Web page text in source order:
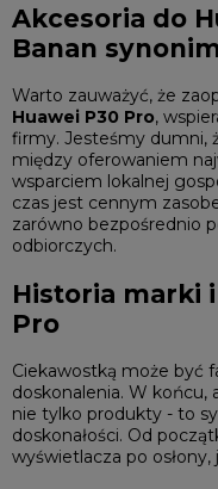
Akcesoria do
Banan
Warto zauważyć, że
Huawei P30 Pro,
firmy. Jesteśmy dumni,
między oferowaniem
wsparciem lokalnej
czas jest cennym
zarówno bezpośrednio
odbiorczych.
Historia marki
Pro
Ciekawostką może być
doskonalenia. W końcu,
nie tylko produkty - to
doskonałości. Od
wyświetlacza po